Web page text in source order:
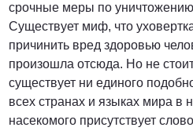
срочные меры по
Существует миф, что
причинить вред здоровью
произошла отсюда. Но не
существует ни единого
всех странах и языках мира в
насекомого присутствует